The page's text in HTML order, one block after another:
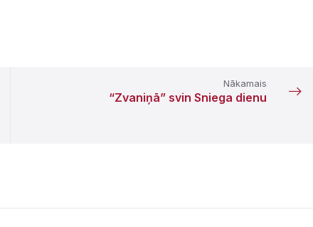
Nākamais
“Zvaniņā” svin Sniega dienu